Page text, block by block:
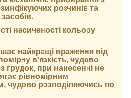
розчинів та
насиченості кольору
найкращі враження від
в'язкість, чудово
грудок, при нанесенні не
рівномірним
чудово розподіляючись по